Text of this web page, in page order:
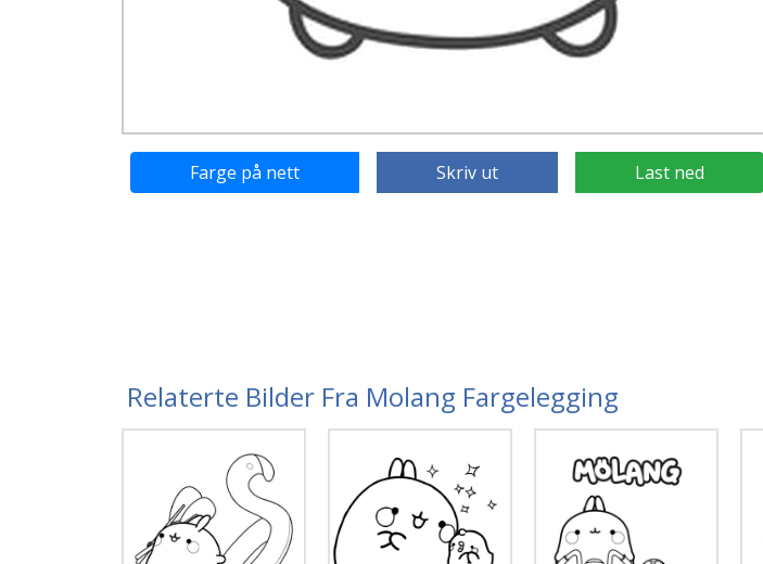
Farge på nett Skriv ut Last ned
Relaterte Bilder Fra Molang Fargelegging